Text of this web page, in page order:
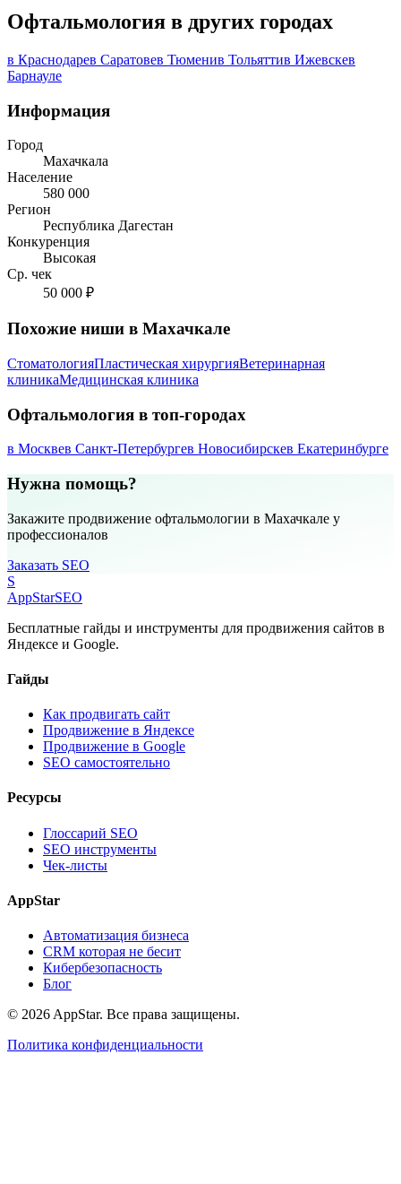
Офтальмология в других городах
в Краснодарев Саратовев Тюменив Тольяттив Ижевскев
Барнауле
Информация
Город
Махачкала
Население
580 000
Регион
Республика Дагестан
Конкуренция
Высокая
Ср. чек
50 000 ₽
Похожие ниши в Махачкале
СтоматологияПластическая хирургияВетеринарная
клиникаМедицинская клиника
Офтальмология в топ-городах
в Москвев Санкт-Петербургев Новосибирскев Екатеринбурге
Нужна помощь?
Закажите продвижение офтальмологии в Махачкале у
профессионалов
Заказать SEO
S
AppStarSEO
Бесплатные гайды и инструменты для продвижения сайтов в
Яндексе и Google.
Гайды
Как продвигать сайт
Продвижение в Яндексе
Продвижение в Google
SEO самостоятельно
Ресурсы
Глоссарий SEO
SEO инструменты
Чек-листы
AppStar
Автоматизация бизнеса
CRM которая не бесит
Кибербезопасность
Блог
© 2026 AppStar. Все права защищены.
Политика конфиденциальности